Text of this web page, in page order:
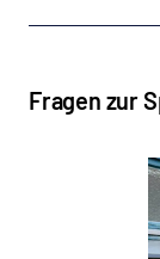
Fragen zur